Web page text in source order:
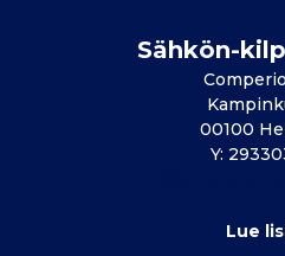
Sähkön-
00100
Y:
Lue